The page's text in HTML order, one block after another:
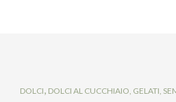
DOLCI, DOLCI AL CUCCHIAIO, GELATI,